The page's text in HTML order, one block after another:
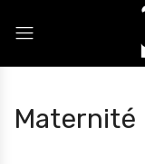
Maternité